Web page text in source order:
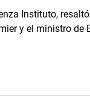
Instituto,
y el ministro de